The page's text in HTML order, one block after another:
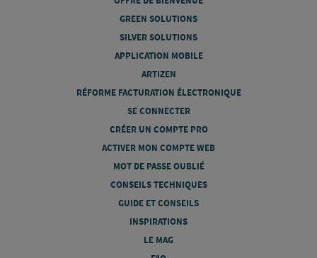
GREEN SOLUTIONS
SILVER SOLUTIONS
APPLICATION MOBILE
ARTIZEN
RÉFORME FACTURATION ÉLECTRONIQUE
SE CONNECTER
CRÉER UN COMPTE PRO
ACTIVER MON COMPTE WEB
MOT DE PASSE OUBLIÉ
CONSEILS TECHNIQUES
GUIDE ET CONSEILS
INSPIRATIONS
LE MAG